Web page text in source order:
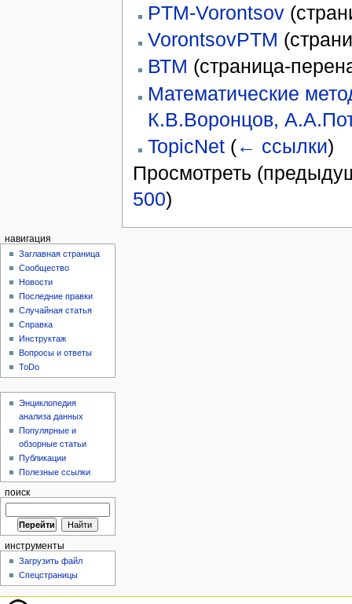
PTM-Vorontsov
VorontsovPTM
ВТМ (страница-
Математические
К.В.Воронцов,
TopicNet (← ссылки)
Просмотреть
500)
навигация
Заглавная страница
Сообщество
Новости
Последние правки
Случайная статья
Справка
Инструктаж
Вопросы и ответы
ToDo
Энциклопедия
анализа данных
Популярные и
обзорные статьи
Публикации
Полезные ссылки
поиск
инструменты
Загрузить файл
Спецстраницы